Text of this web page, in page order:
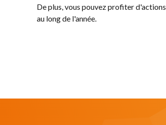
De plus, vous pouvez profiter
au long de l'année.